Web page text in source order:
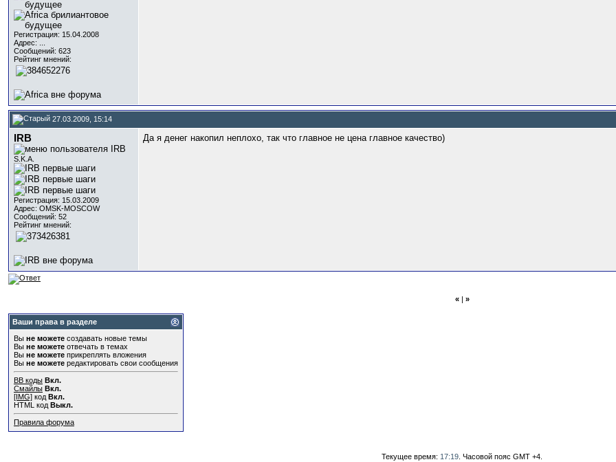
Регистрация: 15.04.2008
Адрес: ...
Сообщений: 623
Рейтинг мнений:
27.03.2009, 15:14
IRB
S.K.A.
Регистрация: 15.03.2009
Адрес: OMSK-MOSCOW
Сообщений: 52
Рейтинг мнений:
Да я денег накопил неплохо, так что главное не цена главное качество)
« | »
Ваши права в разделе
Вы не можете создавать новые темы
Вы не можете отвечать в темах
Вы не можете прикреплять вложения
Вы не можете редактировать свои сообщения
BB коды Вкл.
Смайлы Вкл.
[IMG] код Вкл.
HTML код Выкл.
Правила форума
Текущее время: 17:19 . Часовой пояс GMT +4.